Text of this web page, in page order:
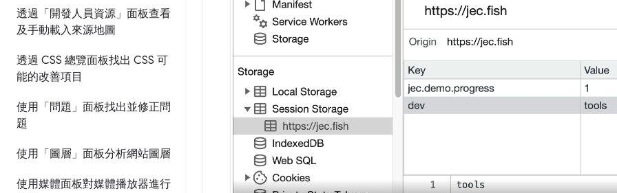
透過「開發人員資源」面板查看
及手動載入來源地圖
透過 CSS 總覽面板找出 CSS 可
能的改善項目
使用「問題」面板找出並修正問
題
使用「圖層」面板分析網站圖層
使用媒體面板對媒體播放器進行